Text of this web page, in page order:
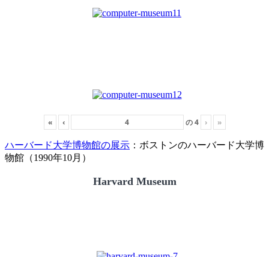
« ‹ の4 › »
ハーバード大学博物館の展示 ：ボストンのハーバード大学博
物館（1990年10月）
Harvard Museum